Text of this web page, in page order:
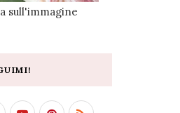
sull'immagine